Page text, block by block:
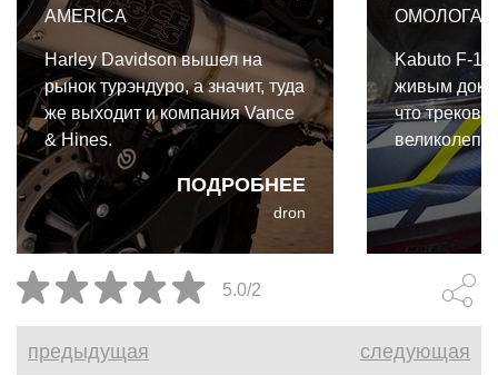
AMERICA
ПОДРОБНЕЕ
Harley Davidson вышел на
рынок турэндуро, а значит, туда
же выходит и компания Vance
& Hines.
dron
Kabuto F-17
живым
что
улице. И
райдера
абсолютно
5.0/2
предыдущая следующая